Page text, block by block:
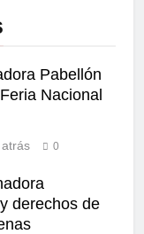
Pabellón
Nacional
0
derechos de